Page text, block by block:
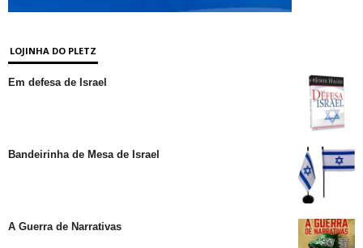
LOJINHA DO PLETZ
Em defesa de Israel
Bandeirinha de Mesa de Israel
A Guerra de Narrativas